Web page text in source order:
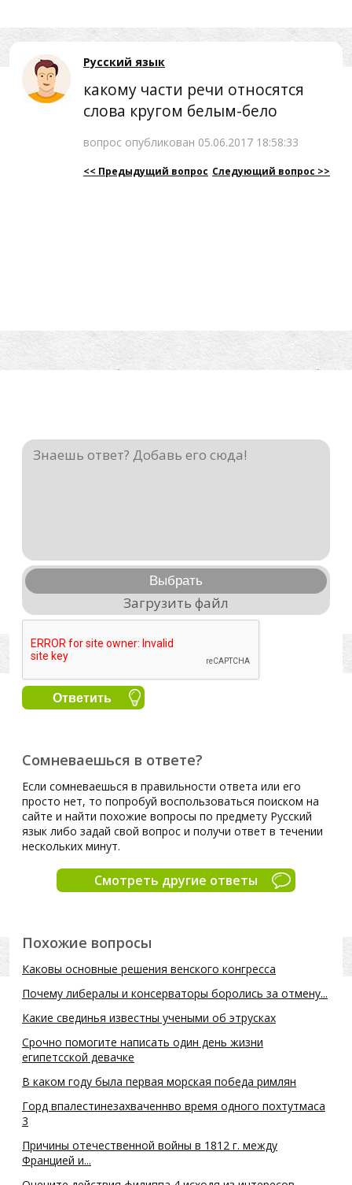
Русский язык
какому части речи относятся
слова кругом белым-бело
вопрос опубликован 05.06.2017 18:58:33
<< Предыдущий вопрос Следующий вопрос >>
Выбрать
Загрузить файл
Сомневаешься в ответе?
Если сомневаешься в правильности ответа или его
просто нет, то попробуй воспользоваться поиском на
сайте и найти похожие вопросы по предмету Русский
язык либо задай свой вопрос и получи ответ в течении
нескольких минут.
Смотреть другие ответы
Похожие вопросы
Каковы основные решения венского конгресса
Почему либералы и консерваторы боролись за отмену...
Какие свединья известны учеными об этрусках
Срочно помогите написать один день жизни
египетсской девачке
В каком году была первая морская победа римлян
Горд впалестинезахваченнво время одного похтутмаса
3
Причины отечественной войны в 1812 г. между
Францией и...